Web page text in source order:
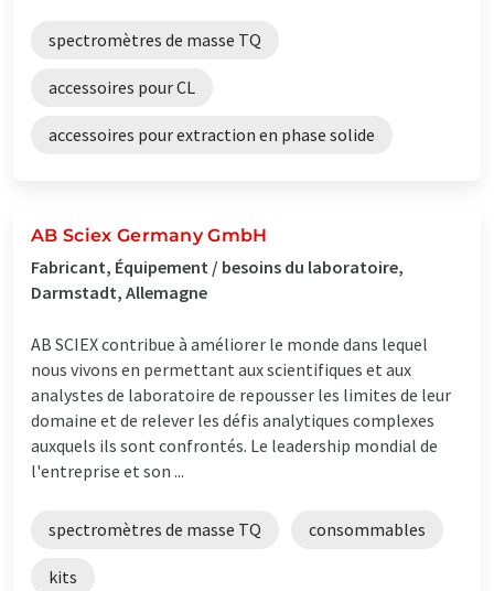
spectromètres de masse TQ
accessoires pour CL
accessoires pour extraction en phase solide
AB Sciex Germany GmbH
Fabricant, Équipement / besoins du laboratoire,
Darmstadt, Allemagne
AB SCIEX contribue à améliorer le monde dans lequel
nous vivons en permettant aux scientifiques et aux
analystes de laboratoire de repousser les limites de leur
domaine et de relever les défis analytiques complexes
auxquels ils sont confrontés. Le leadership mondial de
l'entreprise et son ...
spectromètres de masse TQ consommables
kits